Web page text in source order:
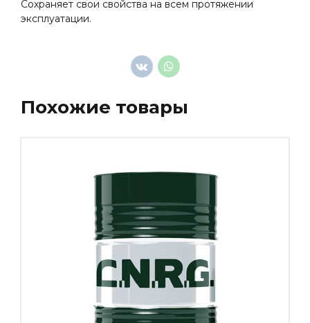
Сохраняет свои свойства на всем протяжении
эксплуатации.
Похожие товары